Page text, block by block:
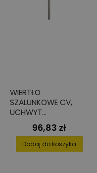
WIERTŁO
SZALUNKOWE CV,
UCHWYT
CYLINDRYCZNY,16X55
Cena
96,83 zł
Dodaj do koszyka